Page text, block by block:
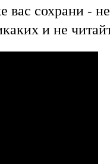
вас сохрани -
и не